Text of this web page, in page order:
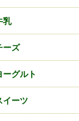
乳
ーズ
ーグルト
イーツ